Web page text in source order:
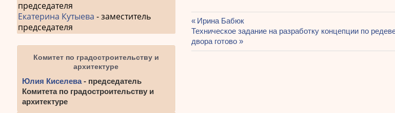
Навигация
по
Предыдущая
запись:
Ирина Бабюк
Следующая
запись:
Техническое задание на разработку концепции по
двора готово
председателя
Екатерина Кутыева - заместитель
председателя
Комитет по градостроительству и
архитектуре
Юлия Киселева- председатель
Комитета по градостроительству и
архитектуре